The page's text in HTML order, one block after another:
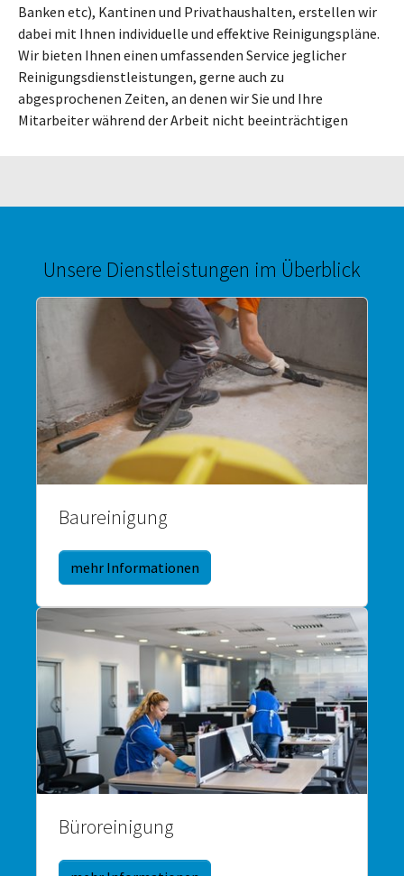
Banken etc), Kantinen und Privathaushalten, erstellen wir
dabei mit Ihnen individuelle und effektive Reinigungspläne.
Wir bieten Ihnen einen umfassenden Service jeglicher
Reinigungsdienstleistungen, gerne auch zu
abgesprochenen Zeiten, an denen wir Sie und Ihre
Mitarbeiter während der Arbeit nicht beeinträchtigen
Unsere Dienstleistungen im Überblick
Baureinigung
mehr Informationen
Büroreinigung